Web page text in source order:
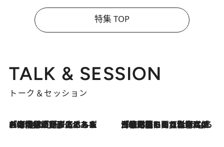
特集 TOP
TALK & SESSION
トーク＆セッション
2026.8.3
「今後値上げがあるとすれば…」「リスクがあるのは今年の冬」エネルギー専門家が語る、ホルムズ海峡封鎖が家庭にもたらす“ある心配” 2026.8.3
「住宅建てられない…」「サーチャージ料の高値が続いている」ホルムズ海峡封鎖による影響はいつまで続く？《エネルギー専門家に聞く“どうなる日本の暮らし”》